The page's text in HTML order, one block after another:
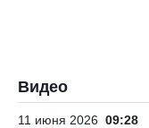
Видео
11 июня 2026 09:28